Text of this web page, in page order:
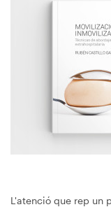
L'atenció que rep un